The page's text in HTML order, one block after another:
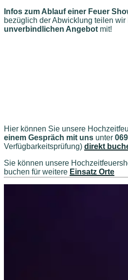
Infos zum Ablauf einer Feuer
bezüglich der Abwicklung teilen wir
unverbindlichen Angebotmit!
Hier können Sie unsere
einem Gespräch mit uns unter
Verfügbarkeitsprüfung) direkt
Sie können unsere
buchen für weitere Einsatz Orte